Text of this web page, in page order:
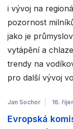
i vývoj na
pozornost
jako je
vytápění a
trendy na
pro další vývoj
Jan Sochor 16.
Evropská